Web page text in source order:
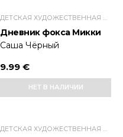
Дневник фокса Микки
Саша Чёрный
9.99 €
НЕТ В НАЛИЧИИ